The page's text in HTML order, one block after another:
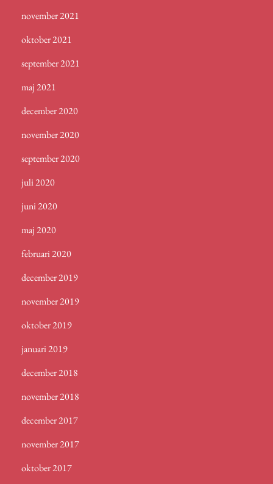
november 2021
oktober 2021
september 2021
maj 2021
december 2020
november 2020
september 2020
juli 2020
juni 2020
maj 2020
februari 2020
december 2019
november 2019
oktober 2019
januari 2019
december 2018
november 2018
december 2017
november 2017
oktober 2017